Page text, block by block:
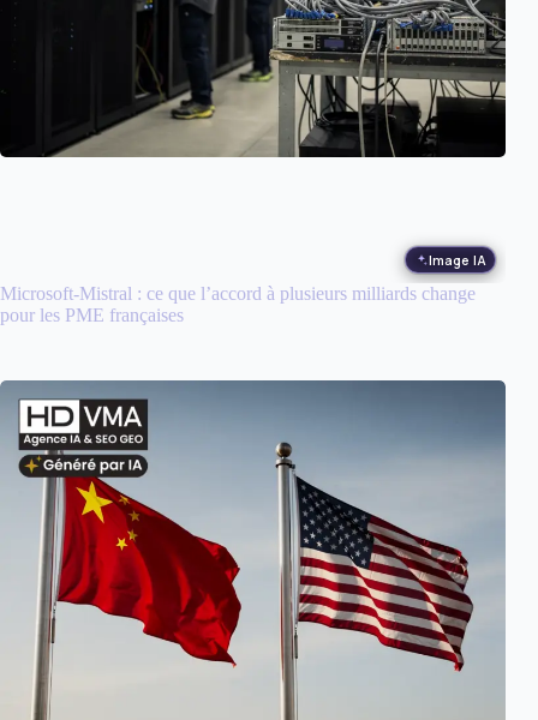
Image IA
Microsoft-Mistral : ce que l’accord à plusieurs milliards change
pour les PME françaises